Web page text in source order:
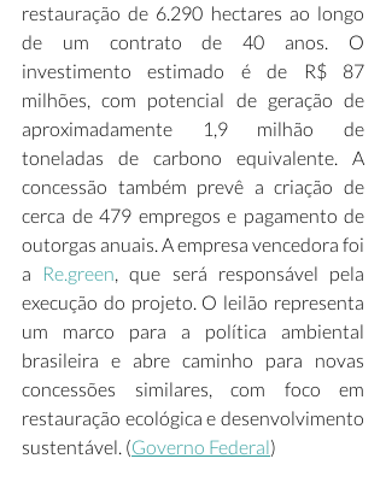
restauração de 6.290 hectares ao longo
de um contrato de 40 anos. O
investimento estimado é de R$ 87
milhões, com potencial de geração de
aproximadamente 1,9 milhão de
toneladas de carbono equivalente. A
concessão também prevê a criação de
cerca de 479 empregos e pagamento de
outorgas anuais. A empresa vencedora foi
a Re.green, que será responsável pela
execução do projeto. O leilão representa
um marco para a política ambiental
brasileira e abre caminho para novas
concessões similares, com foco em
restauração ecológica e desenvolvimento
sustentável. (Governo Federal)